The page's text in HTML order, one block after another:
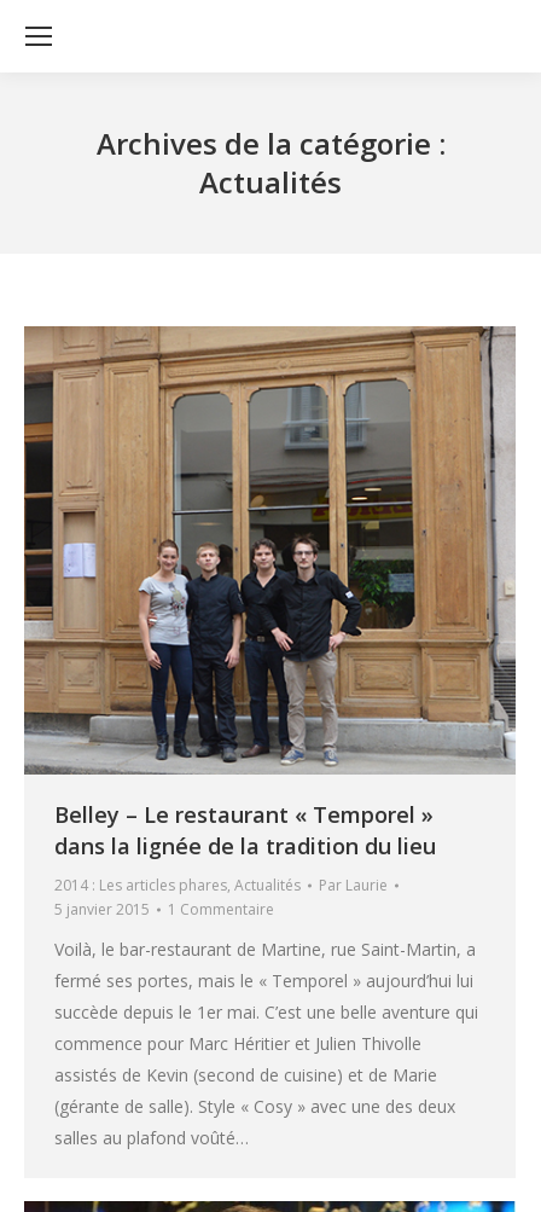
Archives de la catégorie :
Actualités
Belley – Le restaurant « Temporel »
dans la lignée de la tradition du lieu
2014 : Les articles phares, Actualités Par Laurie
5 janvier 2015
1 Commentaire
Voilà, le bar-restaurant de Martine, rue Saint-Martin, a
fermé ses portes, mais le « Temporel » aujourd’hui lui
succède depuis le 1er mai. C’est une belle aventure qui
commence pour Marc Héritier et Julien Thivolle
assistés de Kevin (second de cuisine) et de Marie
(gérante de salle). Style « Cosy » avec une des deux
salles au plafond voûté…